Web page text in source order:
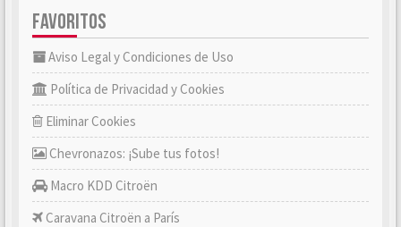
FAVORITOS
Aviso Legal y Condiciones de Uso
Política de Privacidad y Cookies
Eliminar Cookies
Chevronazos: ¡Sube tus fotos!
Macro KDD Citroën
Caravana Citroën a París